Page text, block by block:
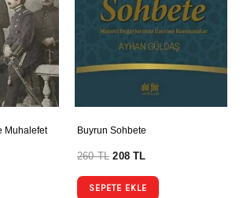
Muhalefet Buyrun Sohbete
260TL 208TL
SEPETE EKLE